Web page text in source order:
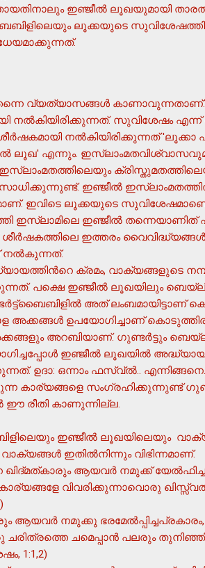
ഇഞ്ജീല്‍ ലൂഖയുമായി
ലൂക്കയുടെ
വ്യത്യാസങ്ങള്‍
സുവിശേഷം
നല്‍കിയിരിക്കുന്നത്
ലൂഖ' എന്നും.
ഇസ്ലാംമതത്തിലെയും
ഇഞ്ജീല്‍
ഇവിടെ ലൂക്കയുടെ
ഇസ്ലാമിലെ ഇഞ്ജീല്‍ തന്നെയാണിത്
ഇത്തരം
നല്‍കുന്നത്.
ക്രമം, വാക്യങ്ങളുടെ
പക്ഷെ ഇഞ്ജീല്‍ ലൂഖയിലും
അത് ലംബമായിട്ടാണ്
ഉപയോഗിച്ചാണ്
അറബിയാണ്. ഗുണ്ടര്‍ട്ടും
ഇഞ്ജീല്‍ ലൂഖയില്‍
ഉദാ: ഒന്നാം ഫസ്വ്ല്‍.. എന്നിങ്ങനെ.
കാര്യങ്ങളെ സംഗ്രഹിക്കുന്നുണ്ട്
രീതി കാണുന്നില്ല.
ഇഞ്ജീല്‍ ലൂഖയിലെയും
ഇതില്‍നിന്നും വിഭിന്നമാണ്.
ഖിദ്മത്കാരും ആയവര്‍ നമുക്ക്
വിവരിക്കുന്നാവൊരു
നമുക്കു ഭരമേല്‍പ്പിച്ചപ്രകാരം,
ചമെപ്പാന്‍ പലരും
1:1,2)